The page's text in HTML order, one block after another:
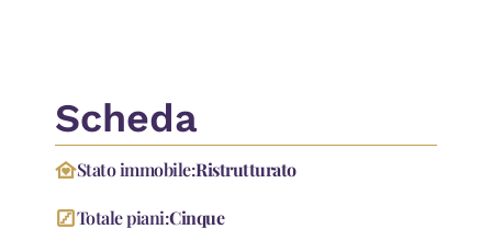
Scheda
family_homeStato immobile:Ristrutturato
stairsTotale piani:Cinque